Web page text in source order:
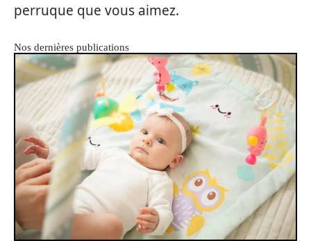
perruque que vous aimez.
Nos dernières publications